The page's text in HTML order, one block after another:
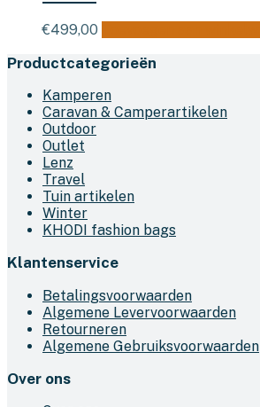
€499,00
Productcategorieën
Kamperen
Caravan & Camperartikelen
Outdoor
Outlet
Lenz
Travel
Tuin artikelen
Winter
KHODI fashion bags
Klantenservice
Betalingsvoorwaarden
Algemene Levervoorwaarden
Retourneren
Algemene Gebruiksvoorwaarden
Over ons